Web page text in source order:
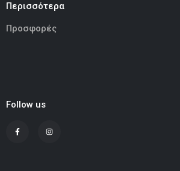
Περισσότερα
Προσφορές
Follow us